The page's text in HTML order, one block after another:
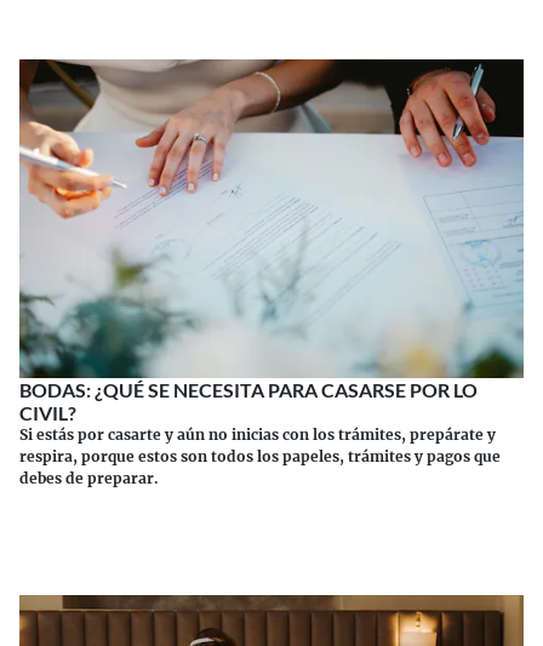
BODAS: ¿QUÉ SE NECESITA PARA CASARSE POR LO
CIVIL?
Si estás por casarte y aún no inicias con los trámites, prepárate y
respira, porque estos son todos los papeles, trámites y pagos que
debes de preparar.